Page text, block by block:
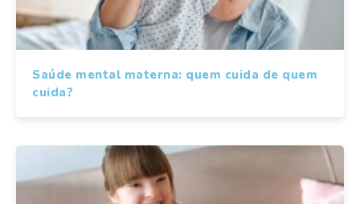
Saúde mental materna: quem cuida de quem
cuida?